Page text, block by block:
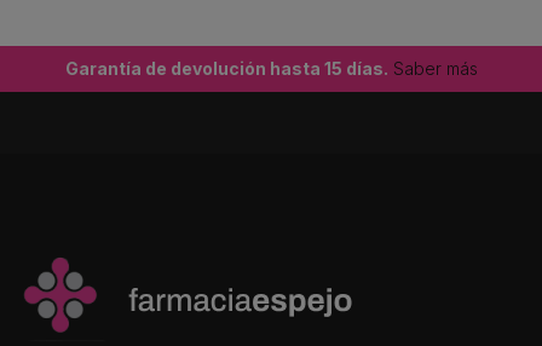
Garantía de devolución hasta 15 días. Saber más